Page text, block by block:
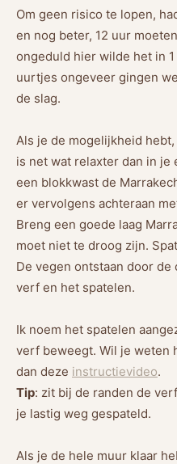
Om geen risico te lopen,
en nog beter, 12 uur
ongeduld hier wilde het in
uurtjes ongeveer gingen
de slag.
Als je de mogelijkheid
is net wat relaxter dan in je
een blokkwast de
er vervolgens achteraan
Breng een goede laag
moet niet te droog zijn.
De vegen ontstaan door
verf en het spatelen.
Ik noem het spatelen
verf beweegt. Wil je weten
dan deze instructievideo.
Tip: zit bij de randen de
je lastig weg gespateld.
Als je de hele muur klaar